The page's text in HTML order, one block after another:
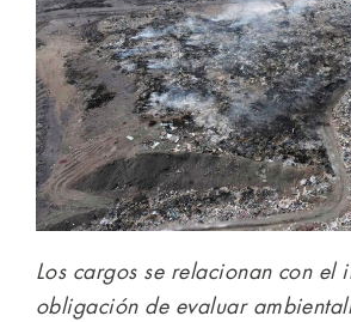
Los cargos se relacionan con el
obligación de evaluar